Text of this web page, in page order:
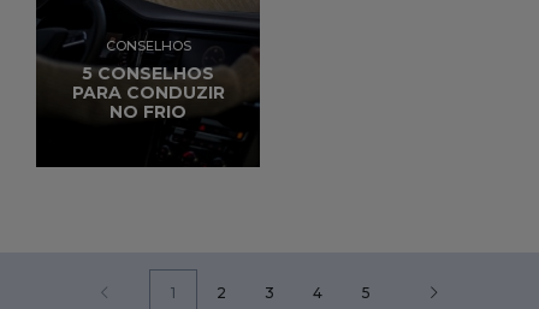
CONSELHOS
5 CONSELHOS
PARA CONDUZIR
NO FRIO
1 2 3 4 5